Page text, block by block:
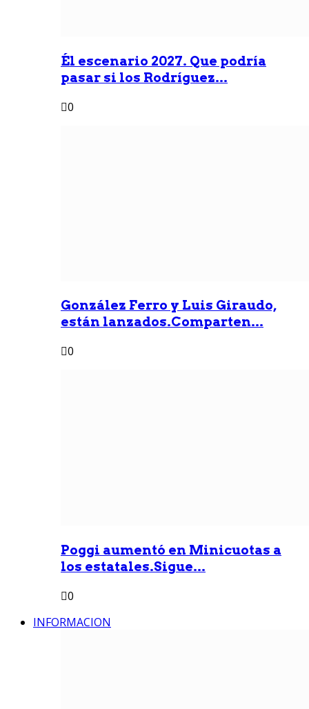
Él escenario 2027. Que podría
pasar si los Rodríguez...
0
González Ferro y Luis Giraudo,
están lanzados.Comparten...
0
Poggi aumentó en Minicuotas a
los estatales.Sigue...
0
INFORMACION